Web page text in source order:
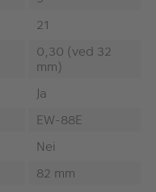
21
0,30 (ved 32
mm)
Ja
EW-88E
Nei
82 mm